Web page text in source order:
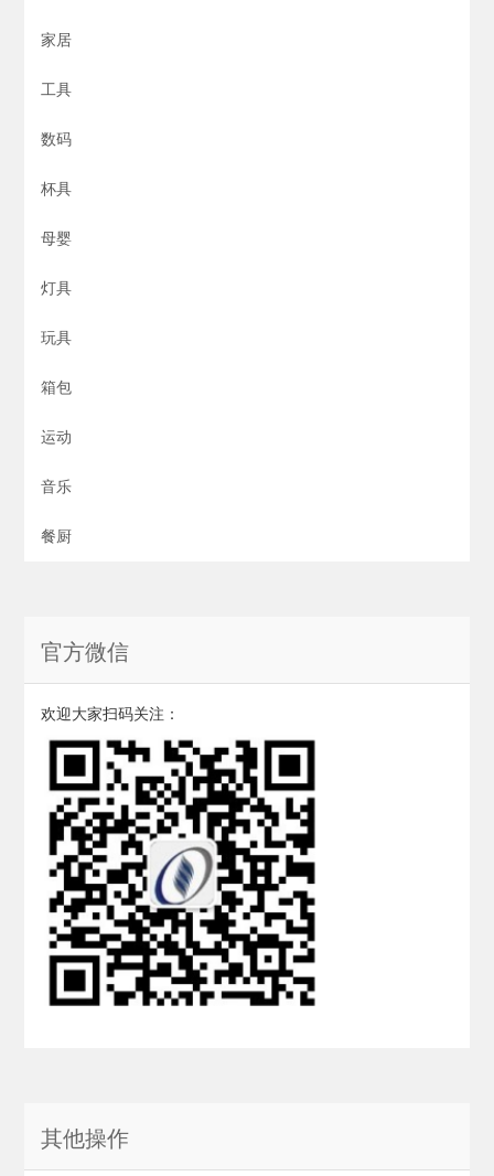
家居
工具
数码
杯具
母婴
灯具
玩具
箱包
运动
音乐
餐厨
官方微信
欢迎大家扫码关注：
其他操作